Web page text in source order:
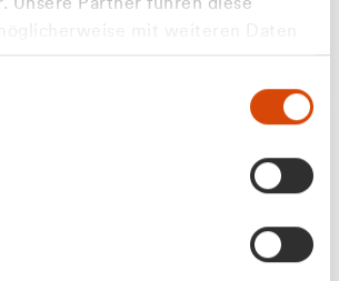
Unsere Partner führen diese
ihnen bereitgestellt haben oder
Apilash Balanesan